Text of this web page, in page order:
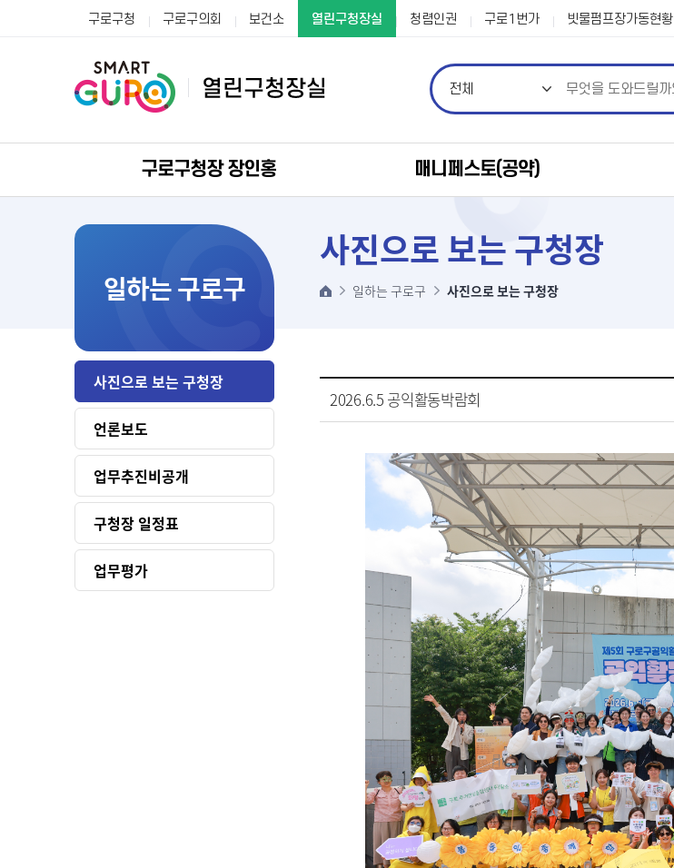
본문 바로가기
구로구청 구로구의회 보건소 열린구청장실 청렴인권 구로1번가 빗물펌프장가동현황
구로구청장 장인홍 매니페스토(공약)
일하는 구로구
사진으로 보는 구청장
언론보도
업무추진비공개
구청장 일정표
업무평가
사진으로 보는 구청장
일하는 구로구 사진으로 보는 구청장
2026.6.5 공익활동박람회